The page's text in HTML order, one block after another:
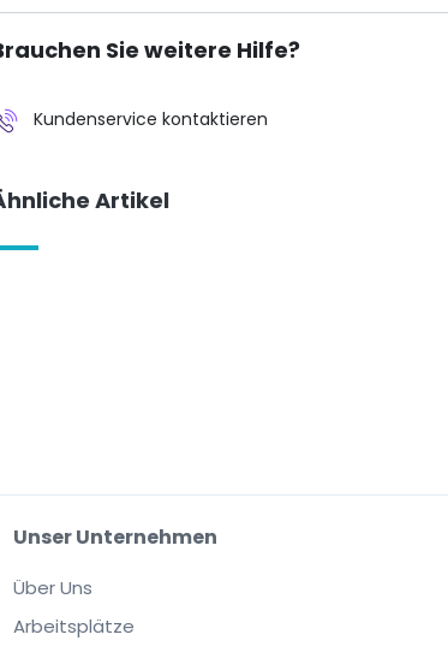
Sie weitere Hilfe?
Kundenservice kontaktieren
Artikel
Unser Unternehmen
Über Uns
Arbeitsplätze